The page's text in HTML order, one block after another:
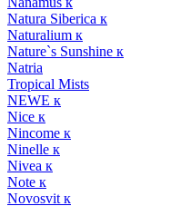
Natura Siberica к
Naturalium к
Nature`s Sunshine к
Natria
Tropical Mists
NEWE к
Nice к
Nincome к
Ninelle к
Nivea к
Note к
Novosvit к